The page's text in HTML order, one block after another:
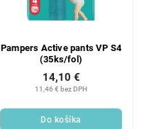
Pampers Active pants VP S4
(35ks/fol)
11,46 € bez DPH
14,10 €
Do košíka